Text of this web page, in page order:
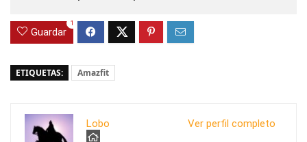
Guardar
1
ETIQUETAS: Amazfit
Ver perfil completo
Lobo